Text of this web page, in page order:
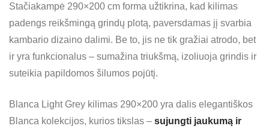
Stačiakampė 290×200 cm forma užtikrina, kad kilimas
padengs reikšmingą grindų plotą, paversdamas jį svarbia
kambario dizaino dalimi. Be to, jis ne tik gražiai atrodo, bet
ir yra funkcionalus – sumažina triukšmą, izoliuoja grindis ir
suteikia papildomos šilumos pojūtį.
Blanca Light Grey kilimas 290×200 yra dalis elegantiškos
Blanca kolekcijos, kurios tikslas – sujungti jaukumą ir